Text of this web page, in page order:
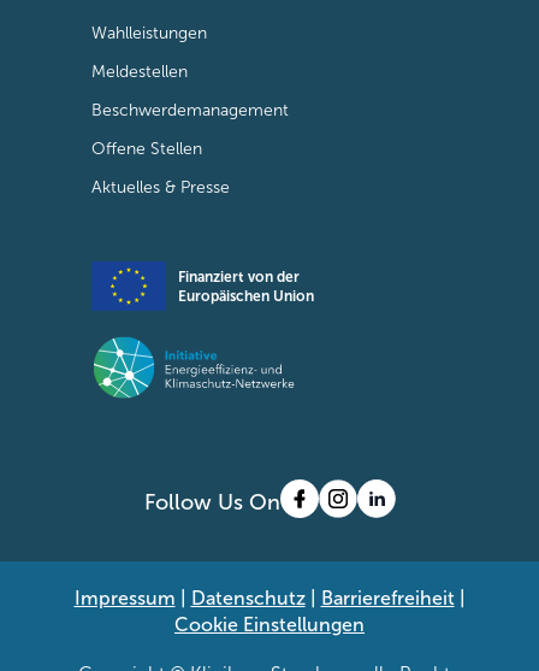
Wahlleistungen
Meldestellen
Beschwerdemanagement
Offene Stellen
Aktuelles & Presse
Finanziert von der
Europäischen Union
Follow Us On
Impressum Datenschutz| Barrierefreiheit
Cookie Einstellungen